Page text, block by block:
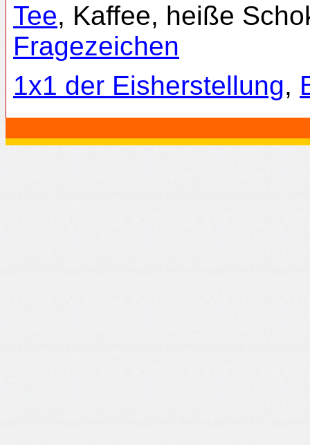
Tee, Kaffee, heiße
Fragezeichen
1x1 der Eisherstellung,